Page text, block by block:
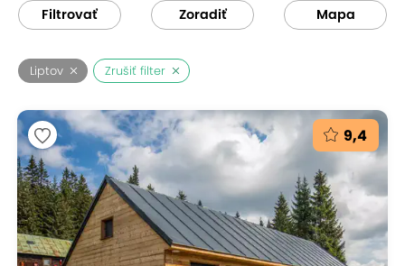
Filtrovať Zoradiť Mapa
Liptov Zrušiť filter
9,4